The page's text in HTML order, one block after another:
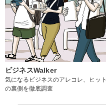
ビジネスWalker
気になるビジネスのアレコレ、ヒット
の裏側を徹底調査